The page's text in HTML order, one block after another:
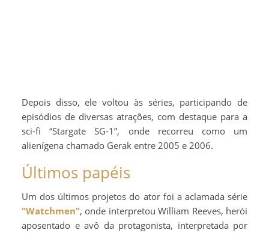
Depois disso, ele voltou às séries, participando de
episódios de diversas atrações, com destaque para a
sci-fi “Stargate SG-1”, onde recorreu como um
alienígena chamado Gerak entre 2005 e 2006.
Últimos papéis
Um dos últimos projetos do ator foi a aclamada série
“Watchmen”, onde interpretou William Reeves, herói
aposentado e avô da protagonista, interpretada por